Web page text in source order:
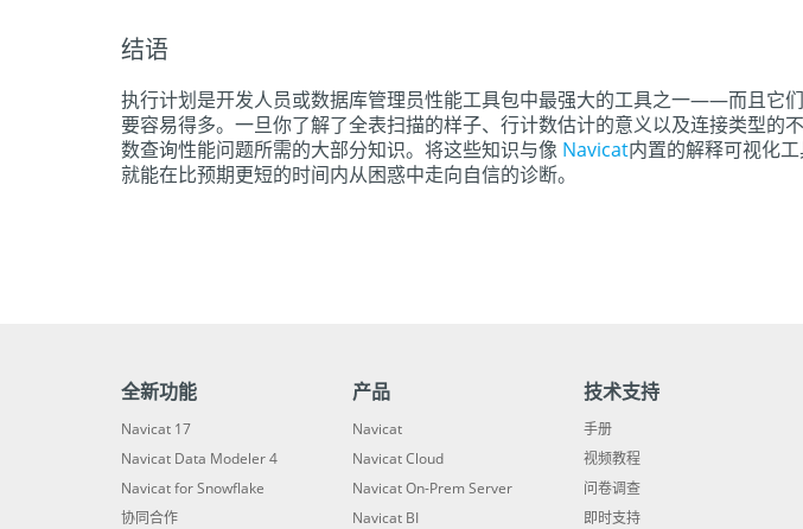
结语
执行计划是开发人员或数据库管理员性能工具包中最强大的工具之一——而且它
要容易得多。一旦你了解了全表扫描的样子、行计数估计的意义以及连接类型的
数查询性能问题所需的大部分知识。将这些知识与像 Navicat内置的解释可视化
就能在比预期更短的时间内从困惑中走向自信的诊断。
全新功能
Navicat 17
Navicat Data Modeler 4
Navicat for Snowflake
协同合作
产品
Navicat
Navicat Cloud
Navicat On-Prem Server
Navicat BI
技术支持
手册
视频教程
问卷调查
即时支持